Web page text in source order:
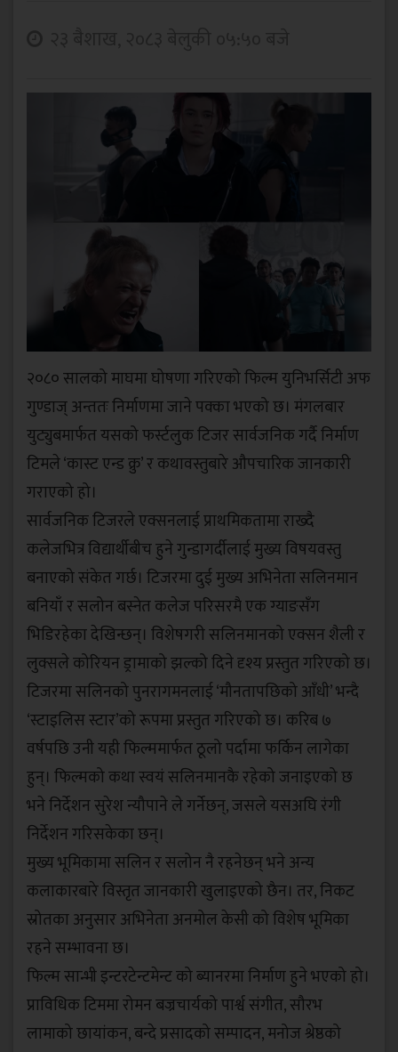
२०८० सालको माघमा घोषणा गरिएको फिल्म युनिभर्सिटी अफ
गुण्डाज् अन्ततः निर्माणमा जाने पक्का भएको छ। मंगलबार
युट्युबमार्फत यसको फर्स्टलुक टिजर सार्वजनिक गर्दै निर्माण
टिमले ‘कास्ट एन्ड क्रु’ र कथावस्तुबारे औपचारिक जानकारी
गराएको हो।
सार्वजनिक टिजरले एक्सनलाई प्राथमिकतामा राख्दै
कलेजभित्र विद्यार्थीबीच हुने गुन्डागर्दीलाई मुख्य विषयवस्तु
बनाएको संकेत गर्छ। टिजरमा दुई मुख्य अभिनेता सलिनमान
बनियाँ र सलोन बस्नेत कलेज परिसरमै एक ग्याङसँग
भिडिरहेका देखिन्छन्। विशेषगरी सलिनमानको एक्सन शैली र
लुक्सले कोरियन ड्रामाको झल्को दिने दृश्य प्रस्तुत गरिएको छ।
टिजरमा सलिनको पुनरागमनलाई ‘मौनतापछिको आँधी’ भन्दै
‘स्टाइलिस स्टार’को रूपमा प्रस्तुत गरिएको छ। करिब ७
वर्षपछि उनी यही फिल्ममार्फत ठूलो पर्दामा फर्किन लागेका
हुन्। फिल्मको कथा स्वयं सलिनमानकै रहेको जनाइएको छ
भने निर्देशन सुरेश न्यौपाने ले गर्नेछन्, जसले यसअघि रंगी
निर्देशन गरिसकेका छन्।
मुख्य भूमिकामा सलिन र सलोन नै रहनेछन् भने अन्य
कलाकारबारे विस्तृत जानकारी खुलाइएको छैन। तर, निकट
स्रोतका अनुसार अभिनेता अनमोल केसी को विशेष भूमिका
रहने सम्भावना छ।
फिल्म सान्भी इन्टरटेन्टमेन्ट को ब्यानरमा निर्माण हुने भएको हो।
प्राविधिक टिममा रोमन बज्रचार्यको पार्श्व संगीत, सौरभ
लामाको छायांकन, बन्दे प्रसादको सम्पादन, मनोज श्रेष्ठको